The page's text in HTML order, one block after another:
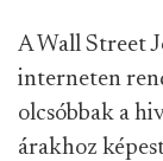
A Wall Street
interneten
olcsóbbak a
árakhoz